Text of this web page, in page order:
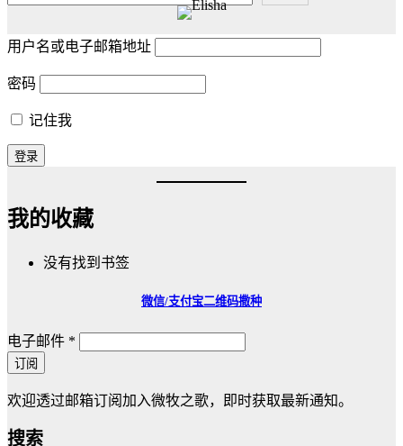
用户名或电子邮箱地址
密码
记住我
我的收藏
没有找到书签
微信/支付宝二维码撒种
电子邮件 *
订阅
欢迎透过邮箱订阅加入微牧之歌，即时获取最新通知。
搜索